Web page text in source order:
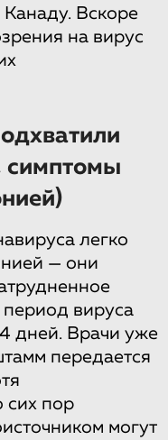
Вскоре
на вирус
симптомы
легко
— они
вируса
дней. Врачи уже
передается
сих пор
могут